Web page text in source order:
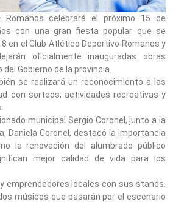
Romanos celebrará el próximo 15 de
con una gran fiesta popular que se
en el Club Atlético Deportivo Romanos y
oficialmente inauguradas obras
Gobierno de la provincia.
se realizará un reconocimiento a las
con sorteos, actividades recreativas y
municipal Sergio Coronel, junto a la
Daniela Coronel, destacó la importancia
la renovación del alumbrado público
mejor calidad de vida para los
emprendedores locales con sus stands.
músicos que pasarán por el escenario